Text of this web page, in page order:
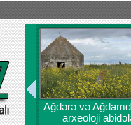
Ağdərə və
arxeoloji